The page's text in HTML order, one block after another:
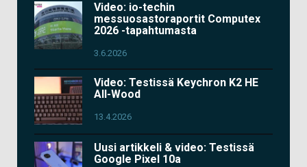
Video: io-techin
messuosastoraportit Computex
2026 -tapahtumasta
3.6.2026
Video: Testissä Keychron K2 HE
All-Wood
13.4.2026
Uusi artikkeli & video: Testissä
Google Pixel 10a